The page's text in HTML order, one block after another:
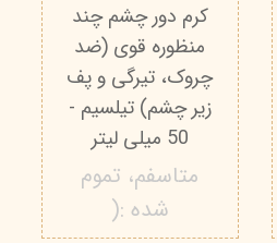
کرم دور چشم چند
منظوره قوی (ضد
چروک، تیرگی و پف
زیر چشم) تیلسیم -
50 میلی‌ لیتر
متاسفم، تموم
شده :(